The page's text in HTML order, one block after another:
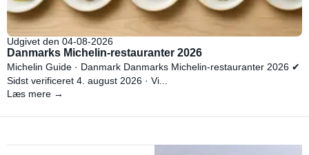
Udgivet den 04-08-2026
Danmarks Michelin-restauranter 2026
Michelin Guide · Danmark Danmarks Michelin-restauranter 2026 ✔
Sidst verificeret 4. august 2026 · Vi...
Læs mere →